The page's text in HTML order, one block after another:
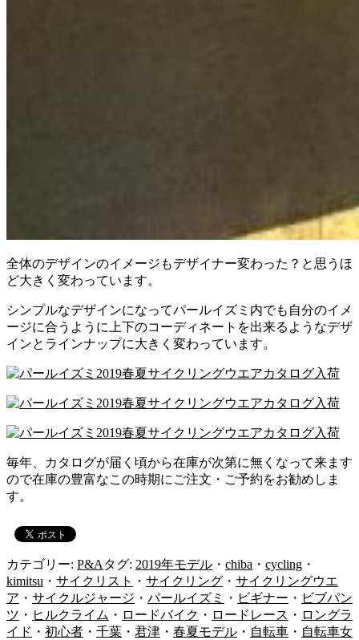
全体のデザインのイメージもデザイナー変わった？と思うほ
ど大きく変わっています。
シンプルなデザインになってパールイズミ内でも自分のイメ
ージに合うように上下のコーディネートを出来るようなデザ
インとラインナップに大きく変わっています。
毎年、カタログが届く頃から在庫が次第に無くなって来ます
ので在庫の豊富なこの時期にご注文・ご予約をお勧めしま
す。
カテゴリー: P&A タグ: 2019年モデル ・ chiba ・ cycling ・
kimitsu ・ サイクリスト ・ サイクリング ・ サイクリングウエ
ア ・ サイクルジャージ ・ パールイズミ ・ ビギナー ・ ビブパン
ツ ・ ヒルクライム ・ ロードバイク ・ ロードレース ・ ロングラ
イド ・ 初心者 ・ 千葉 ・ 君津 ・ 春夏モデル ・ 自転車 ・ 自転車女